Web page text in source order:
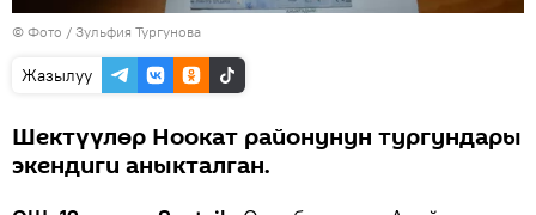
© Фото / Зульфия Тургунова
Жазылуу
Шектүүлөр Ноокат районунун тургундары
экендиги аныкталган.